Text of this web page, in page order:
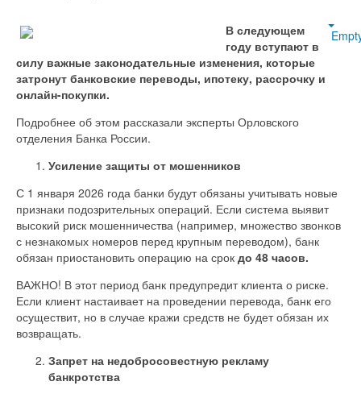
В следующем
году вступают в
силу важные законодательные изменения, которые
затронут банковские переводы, ипотеку, рассрочку и
онлайн-покупки.
Подробнее об этом рассказали эксперты Орловского
отделения Банка России.
Усиление защиты от мошенников
С 1 января 2026 года банки будут обязаны учитывать новые
признаки подозрительных операций. Если система выявит
высокий риск мошенничества (например, множество звонков
с незнакомых номеров перед крупным переводом), банк
обязан приостановить операцию на срок до 48 часов.
ВАЖНО! В этот период банк предупредит клиента о риске.
Если клиент настаивает на проведении перевода, банк его
осуществит, но в случае кражи средств не будет обязан их
возвращать.
Запрет на недобросовестную рекламу
банкротства